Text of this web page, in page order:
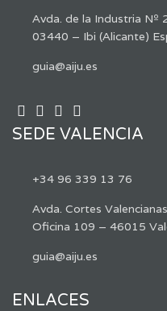
Avda. de la Industria Nº
03440 – Ibi (Alicante)
guia@aiju.es
SEDE VALENCIA
+34 96 339 13 76
Avda. Cortes
Oficina 109 – 46015
guia@aiju.es
ENLACES